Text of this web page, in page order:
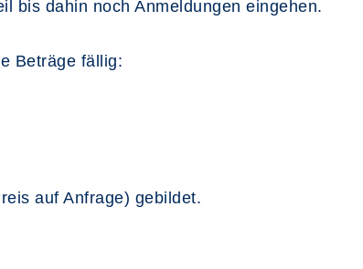
bis dahin noch Anmeldungen eingehen.
Beträge fällig:
auf Anfrage) gebildet.